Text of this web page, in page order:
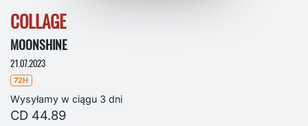
COLLAGE
MOONSHINE
21.07.2023
72H
Wysyłamy w ciągu 3 dni
CD 44.89